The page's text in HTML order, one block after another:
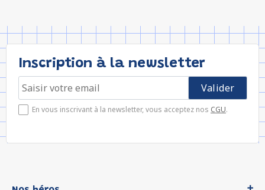
Inscription à la newsletter
En vous inscrivant à la newsletter, vous acceptez nos CGU.